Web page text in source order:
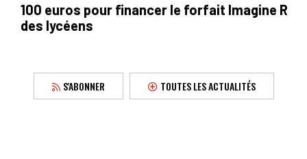
100 euros pour financer le forfait Imagine R
des lycéens
S'ABONNER TOUTES LES ACTUALITÉS